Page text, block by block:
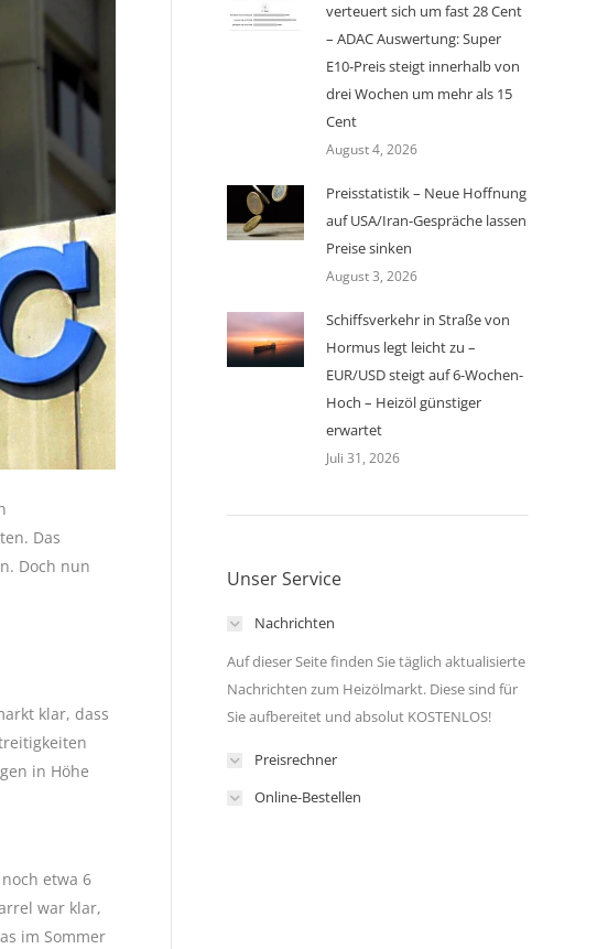
Das
Doch nun
klar, dass
in Höhe
etwa 6
war klar,
im Sommer
verteuert sich um fast 28 Cent
– ADAC Auswertung: Super
E10-Preis steigt innerhalb von
drei Wochen um mehr als 15
Cent
August 4, 2026
Preisstatistik – Neue Hoffnung
auf USA/Iran-Gespräche lassen
Preise sinken
August 3, 2026
Schiffsverkehr in Straße von
Hormus legt leicht zu –
EUR/USD steigt auf 6-Wochen-
Hoch – Heizöl günstiger
erwartet
Juli 31, 2026
Unser Service
Nachrichten
Auf dieser Seite finden Sie täglich aktualisierte
Nachrichten zum Heizölmarkt. Diese sind für
Sie aufbereitet und absolut KOSTENLOS!
Preisrechner
Online-Bestellen